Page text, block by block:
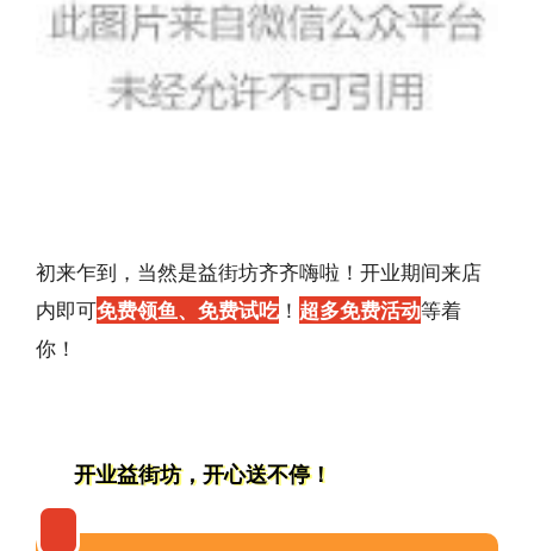
初来乍到，当然是益街坊齐齐嗨啦！开业期间来店
内即可免费领鱼、免费试吃 ！ 超多免费活动等着
你！
开业益街坊，开心送不停！